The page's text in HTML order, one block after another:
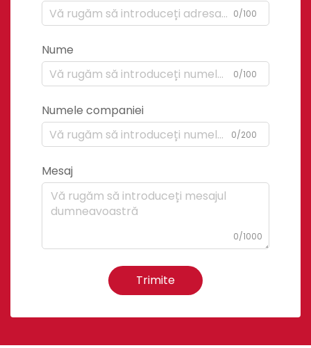
0/100
Nume
0/100
Numele companiei
0/200
Mesaj
0/1000
Trimite